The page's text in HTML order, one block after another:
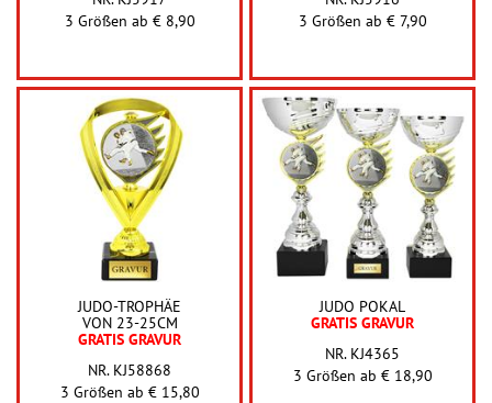
3 Größen ab € 8,90
3 Größen ab € 7,90
JUDO-TROPHÄE
VON 23-25CM
GRATIS GRAVUR
NR. KJ58868
3 Größen ab € 15,80
JUDO POKAL
GRATIS GRAVUR
NR. KJ4365
3 Größen ab € 18,90